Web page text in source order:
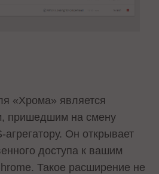
«Хрома» является
пришедшим на смену
Он открывает
доступа к вашим
Такое расширение не